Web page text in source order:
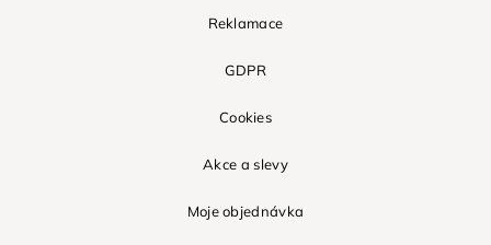
Reklamace
GDPR
Cookies
Akce a slevy
Moje objednávka